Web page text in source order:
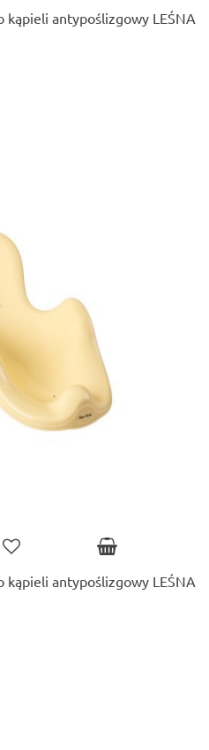
kąpieli antypoślizgowy LEŚNA
kąpieli antypoślizgowy LEŚNA